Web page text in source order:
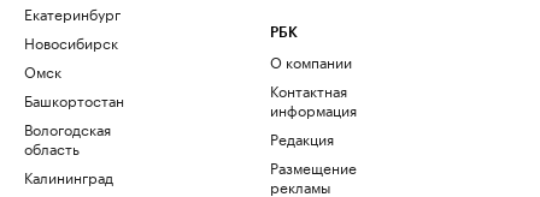
Екатеринбург
Новосибирск
Омск
Башкортостан
Вологодская
область
Калининград
РБК
О компании
Контактная
информация
Редакция
Размещение
рекламы